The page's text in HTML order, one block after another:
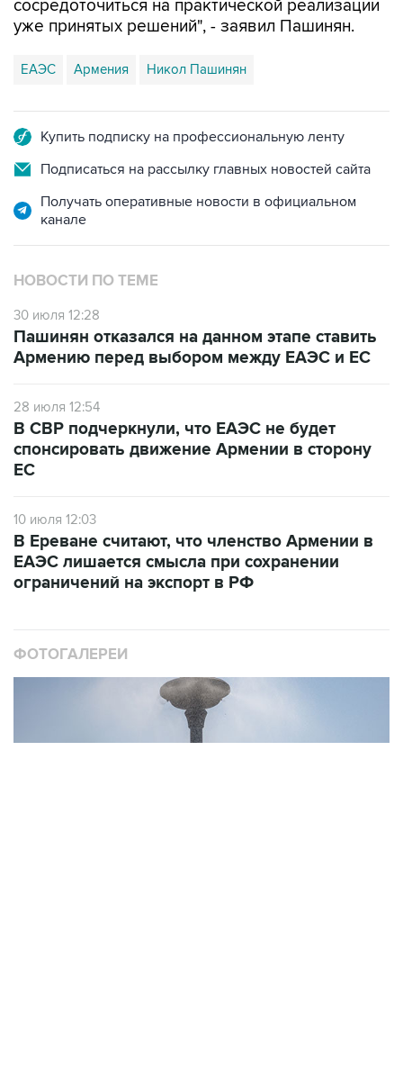
ЕАЭС Армения Никол Пашинян
Подписаться на рассылку главных новостей сайта
Получать оперативные новости в официальном
НОВОСТИ ПО ТЕМЕ
30 июля 12:28
Армению перед выбором между ЕАЭС и ЕС
28 июля 12:54
спонсировать движение Армении в сторону
ЕС
ЕАЭС лишается смысла при сохранении
ограничений на экспорт в РФ